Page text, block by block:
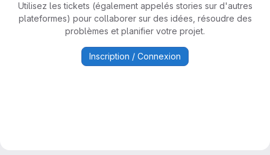
Utilisez les tickets (également appelés stories sur d'autres
plateformes) pour collaborer sur des idées, résoudre des
problèmes et planifier votre projet.
Inscription / Connexion